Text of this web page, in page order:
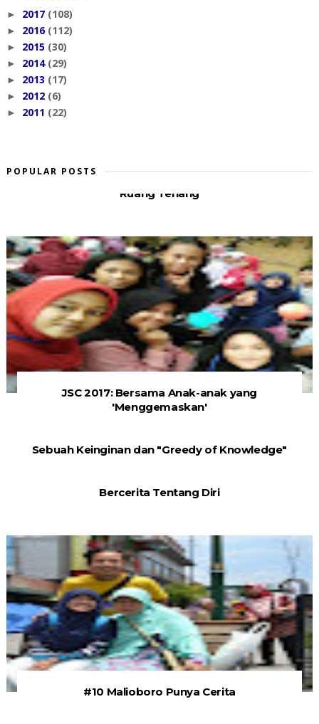
► 2017 (108)
► 2016 (112)
► 2015 (30)
► 2014 (29)
► 2013 (17)
► 2012 (6)
► 2011 (22)
POPULAR POSTS
Ruang Tenang
JSC 2017: Bersama Anak-anak yang
'Menggemaskan'
Sebuah Keinginan dan "Greedy of Knowledge"
Bercerita Tentang Diri
#10 Malioboro Punya Cerita